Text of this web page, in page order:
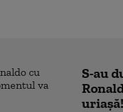
S-au